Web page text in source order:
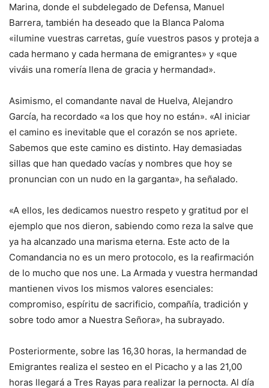
Marina, donde el subdelegado de Defensa, Manuel
Barrera, también ha deseado que la Blanca Paloma
«ilumine vuestras carretas, guíe vuestros pasos y proteja a
cada hermano y cada hermana de emigrantes» y «que
viváis una romería llena de gracia y hermandad».
Asimismo, el comandante naval de Huelva, Alejandro
García, ha recordado «a los que hoy no están». «Al iniciar
el camino es inevitable que el corazón se nos apriete.
Sabemos que este camino es distinto. Hay demasiadas
sillas que han quedado vacías y nombres que hoy se
pronuncian con un nudo en la garganta», ha señalado.
«A ellos, les dedicamos nuestro respeto y gratitud por el
ejemplo que nos dieron, sabiendo como reza la salve que
ya ha alcanzado una marisma eterna. Este acto de la
Comandancia no es un mero protocolo, es la reafirmación
de lo mucho que nos une. La Armada y vuestra hermandad
mantienen vivos los mismos valores esenciales:
compromiso, espíritu de sacrificio, compañía, tradición y
sobre todo amor a Nuestra Señora», ha subrayado.
Posteriormente, sobre las 16,30 horas, la hermandad de
Emigrantes realiza el sesteo en el Picacho y a las 21,00
horas llegará a Tres Rayas para realizar la pernocta. Al día